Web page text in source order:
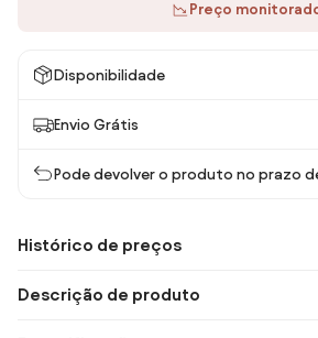
Preço
Disponibilidade
Envio Grátis
Pode devolver o produto no prazo
Histórico de preços
Descrição de produto